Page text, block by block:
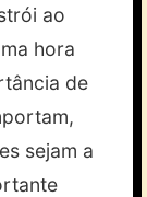
ao
hora
de
sejam a